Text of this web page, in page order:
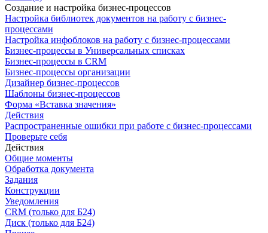
Создание и настройка бизнес-процессов
Настройка библиотек документов на работу с бизнес-
процессами
Настройка инфоблоков на работу с бизнес-процессами
Бизнес-процессы в Универсальных списках
Бизнес-процессы в CRM
Бизнес-процессы организации
Дизайнер бизнес-процессов
Шаблоны бизнес-процессов
Форма «Вставка значения»
Действия
Распространенные ошибки при работе с бизнес-процессами
Проверьте себя
Действия
Общие моменты
Обработка документа
Задания
Конструкции
Уведомления
CRM (только для Б24)
Диск (только для Б24)